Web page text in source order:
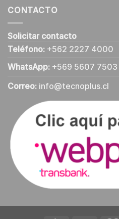
CONTACTO
Solicitar contacto
Teléfono: +562 2227 4000
WhatsApp: +569 5607 7503
Correo: info@tecnoplus.cl